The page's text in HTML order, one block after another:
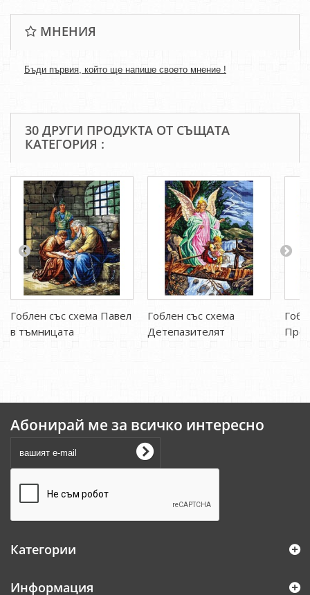
МНЕНИЯ
Бъди първия, който ще напише своето мнение !
30 ДРУГИ ПРОДУКТА ОТ СЪЩАТА
КАТЕГОРИЯ :
Гоблен със схема Павел
в тъмницата
Гоблен със схема
Детепазителят
Абонирай ме за всичко интересно
Категории
Информация